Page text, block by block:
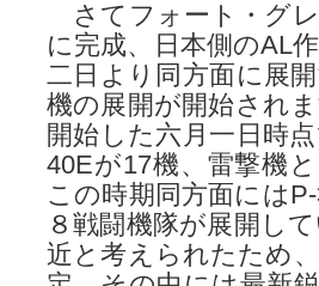
さてフォート・グ
に完成、日本側のAL
二日より同方面に展
機の展開が開始され
開始した六月一日時
40Eが17機、雷撃機
この時期同方面には
８戦闘機隊が展開し
近と考えられたため